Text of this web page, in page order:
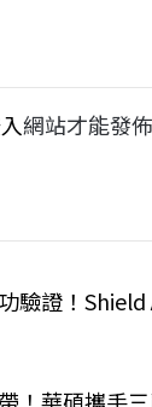
網站才能發
驗證！
！華碩攜手